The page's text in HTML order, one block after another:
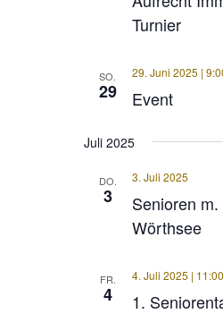
Turnier
SO.
29 Event
29. Juni 2025 |
Juli 2025
DO.
3
Senioren
Wörthsee
3. Juli 2025
FR.
4 1.
4. Juli 2025 | 11:00